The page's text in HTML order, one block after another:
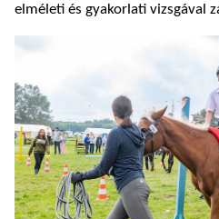
elméleti és gyakorlati vizsgával